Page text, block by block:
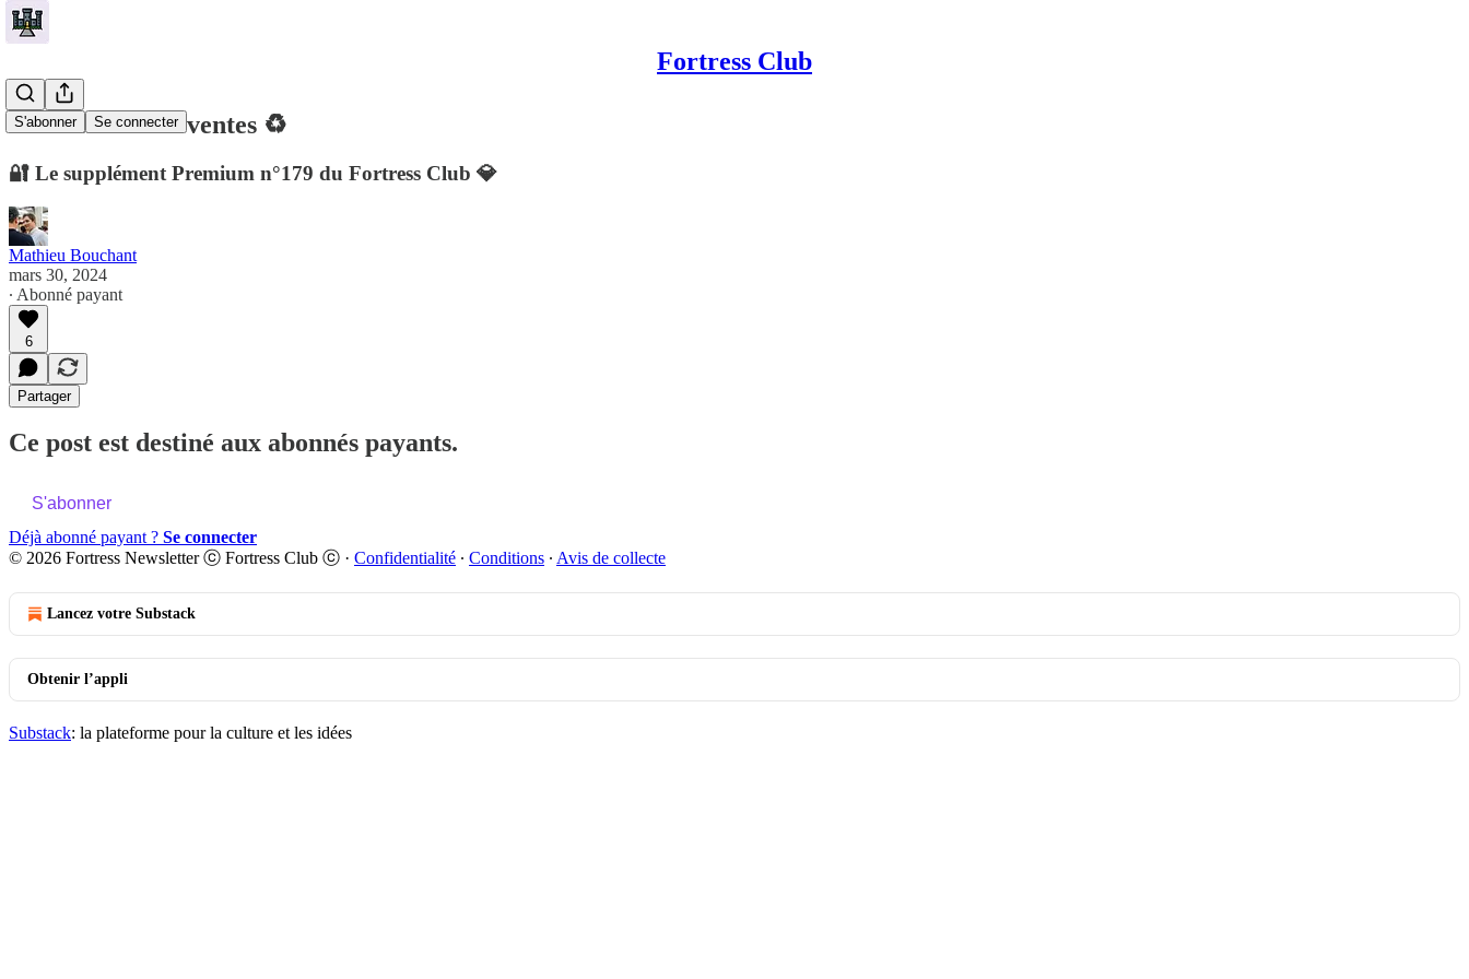
Fortress Club
S'abonner Se connecter
🏰 4 achats & 3 ventes ♻️
🔐 Le supplément Premium n°179 du Fortress Club 💎
Mathieu Bouchant
mars 30, 2024
∙ Abonné payant
6
Partager
Ce post est destiné aux abonnés payants.
S'abonner
Déjà abonné payant ? Se connecter
© 2026 Fortress Newsletter ⓒ Fortress Club ⓒ · Confidentialité ∙ Conditions ∙ Avis de collecte
Lancez votre Substack
Obtenir l’appli
Substack: la plateforme pour la culture et les idées